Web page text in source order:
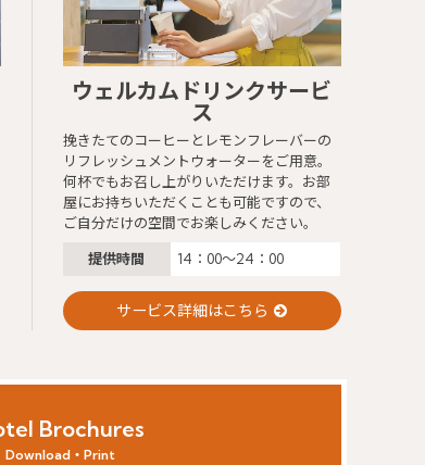
ウェルカムドリンクサービ
ス
挽きたてのコーヒーとレモンフレーバーの
リフレッシュメントウォーターをご用意。
何杯でもお召し上がりいただけます。お部
屋にお持ちいただくことも可能ですので、
ご自分だけの空間でお楽しみください。
提供時間 14：00～24：00
サービス詳細はこちら
Brochures
Download・Print